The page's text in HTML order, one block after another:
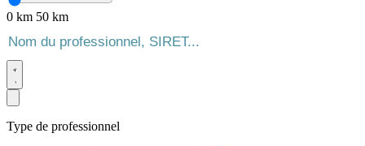
0 km 50 km
Type de professionnel